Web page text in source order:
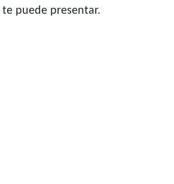
puede presentar.